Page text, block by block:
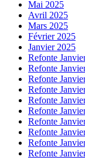
Mai 2025
Avril 2025
Mars 2025
Février 2025
Janvier 2025
Refonte
Refonte
Refonte
Refonte
Refonte
Refonte
Refonte
Refonte
Refonte
Refonte